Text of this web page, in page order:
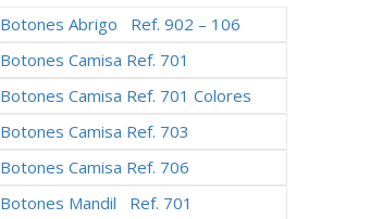
Botones Abrigo Ref. 902 – 106
Botones Camisa Ref. 701
Botones Camisa Ref. 701 Colores
Botones Camisa Ref. 703
Botones Camisa Ref. 706
Botones Mandil Ref. 701